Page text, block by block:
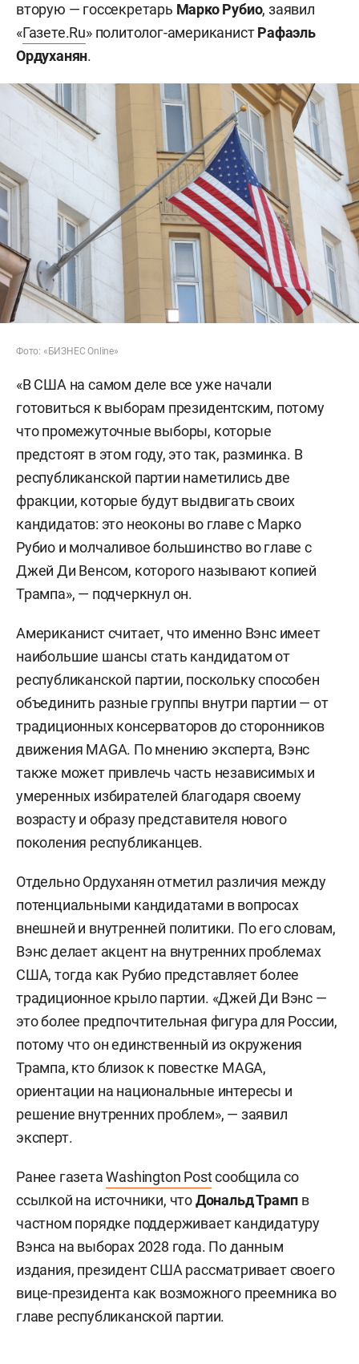
вторую — госсекретарь Марко Рубио, заявил
«Газете.Ru» политолог-американистРафаэль
Ордуханян.
Фото: «БИЗНЕС Online»
«В США на самом деле все уже начали
готовиться к выборам президентским, потому
что промежуточные выборы, которые
предстоят в этом году, это так, разминка. В
республиканской партии наметились две
фракции, которые будут выдвигать своих
кандидатов: это неоконы во главе с Марко
Рубио и молчаливое большинство во главе с
Джей Ди Венсом, которого называют копией
Трампа», — подчеркнул он.
Американист считает, что именно Вэнс имеет
наибольшие шансы стать кандидатом от
республиканской партии, поскольку способен
объединить разные группы внутри партии — от
традиционных консерваторов до сторонников
движения MAGA. По мнению эксперта, Вэнс
также может привлечь часть независимых и
умеренных избирателей благодаря своему
возрасту и образу представителя нового
поколения республиканцев.
Отдельно Ордуханян отметил различия между
потенциальными кандидатами в вопросах
внешней и внутренней политики. По его словам,
Вэнс делает акцент на внутренних проблемах
США, тогда как Рубио представляет более
традиционное крыло партии. «Джей Ди Вэнс —
это более предпочтительная фигура для России,
потому что он единственный из окружения
Трампа, кто близок к повестке MAGA,
ориентации на национальные интересы и
решение внутренних проблем», — заявил
эксперт.
Ранее газетаWashington Postсообщила со
ссылкой на источники, чтоДональд Трамп в
частном порядке поддерживает кандидатуру
Вэнса на выборах 2028 года. По данным
издания, президент США рассматривает своего
вице-президента как возможного преемника во
главе республиканской партии.